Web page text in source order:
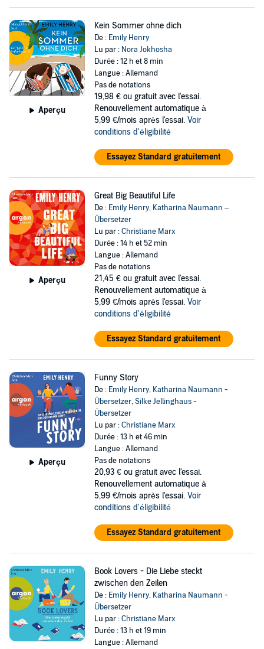
Aperçu
Kein Sommer ohne dich
De : Emily Henry
Lu par : Nora Jokhosha
Durée : 12 h et 8 min
Langue : Allemand
Pas de notations
19,98 € ou gratuit avec l'essai.
Renouvellement automatique à
5,99 €/mois après l'essai. Voir
conditions d'éligibilité
Essayez Standard gratuitement
Aperçu
Great Big Beautiful Life
De : Emily Henry, Katharina Naumann –
Übersetzer
Lu par :Christiane Marx
Durée : 14 h et 52 min
Langue : Allemand
Pas de notations
21,45 € ou gratuit avec l'essai.
Renouvellement automatique à
5,99 €/mois après l'essai. Voir
conditions d'éligibilité
Essayez Standard gratuitement
Aperçu
Funny Story
De : Emily Henry, Katharina Naumann -
Übersetzer,Silke Jellinghaus -
Übersetzer
Lu par :Christiane Marx
Durée : 13 h et 46 min
Langue : Allemand
Pas de notations
20,93 € ou gratuit avec l'essai.
Renouvellement automatique à
5,99 €/mois après l'essai. Voir
conditions d'éligibilité
Essayez Standard gratuitement
Book Lovers - Die Liebe steckt
zwischen den Zeilen
De : Emily Henry, Katharina Naumann -
Übersetzer
Lu par :Christiane Marx
Durée : 13 h et 19 min
Langue : Allemand